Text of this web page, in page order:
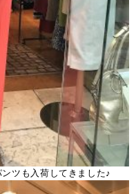
ツも入荷してきました♪